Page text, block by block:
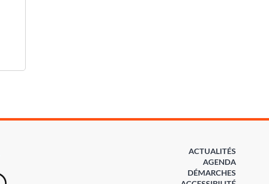
ACTUALITÉS
AGENDA
DÉMARCHES